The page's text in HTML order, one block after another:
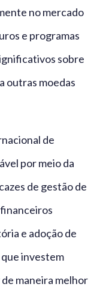
no mercado
e programas
sobre
outras moedas
de
por meio da
de gestão de
e adoção de
investem
maneira melhor